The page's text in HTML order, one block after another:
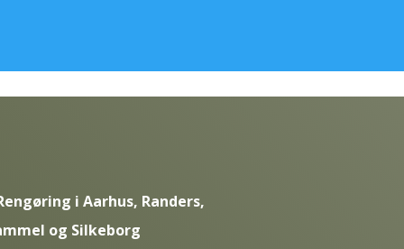
i Aarhus, Randers,
og Silkeborg